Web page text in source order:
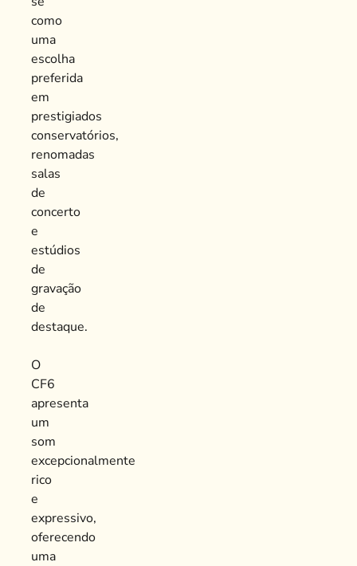
como
uma
escolha
preferida
em
prestigiados
conservatórios,
renomadas
salas
de
concerto
e
estúdios
de
gravação
de
destaque.
O
CF6
apresenta
um
som
excepcionalmente
rico
e
expressivo,
oferecendo
uma